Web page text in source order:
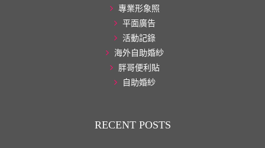
專業形象照
平面廣告
活動記錄
海外自助婚紗
胖哥便利貼
自助婚紗
RECENT POSTS